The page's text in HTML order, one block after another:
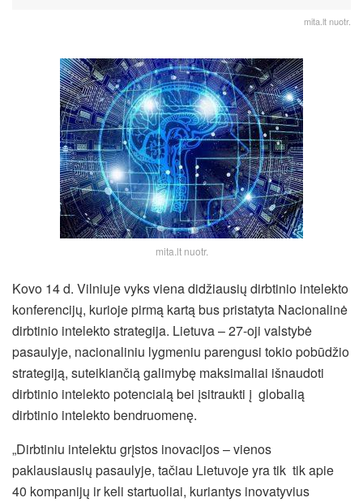
mita.lt nuotr.
mita.lt nuotr.
Kovo 14 d. Vilniuje vyks viena didžiausių dirbtinio intelekto
konferencijų, kurioje pirmą kartą bus pristatyta Nacionalinė
dirbtinio intelekto strategija. Lietuva – 27-oji valstybė
pasaulyje, nacionaliniu lygmeniu parengusi tokio pobūdžio
strategiją, suteikiančią galimybę maksimaliai išnaudoti
dirbtinio intelekto potencialą bei įsitraukti į globalią
dirbtinio intelekto bendruomenę.
„Dirbtiniu intelektu grįstos inovacijos – vienos
paklausiausių pasaulyje, tačiau Lietuvoje yra tik tik apie
40 kompanijų ir keli startuoliai, kuriantys inovatyvius